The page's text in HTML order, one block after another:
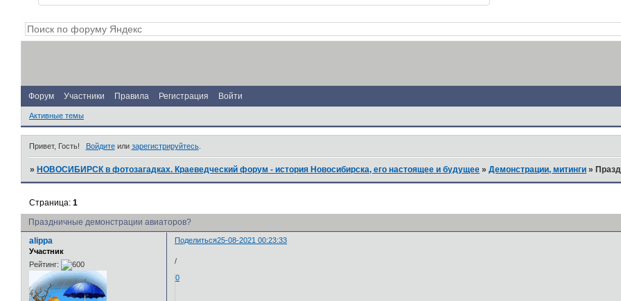
Форум Участники Правила Регистрация Войти
Активные темы
Привет, Гость! Войдитеили зарегистрируйтесь.
»НОВОСИБИРСК в фотозагадках. Краеведческий форум - история Новосибирска, его настоящее и будущее »Демонстрации, митинги »
Праздничные демонстрации авиаторов?
Страница:1
Поделиться25-08-2021 00:23:33
alippa
Участник
Рейтинг:
/
0